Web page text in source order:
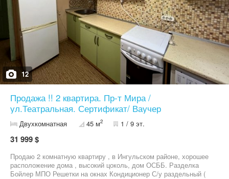
12
Продажа !! 2 квартира. Пр-т Мира /
ул.Театральная. Сертификат/ Ваучер
Двухкомнатная 45 м2 1 / 9 эт.
31 999 $
Продаю 2 комнатную квартиру , в Ингульском районе, хорошее
расположение дома , высокий цоколь, дом ОСББ. Разделка
Бойлер МПО Решетки на окнах Кондиционер С/у раздельный (